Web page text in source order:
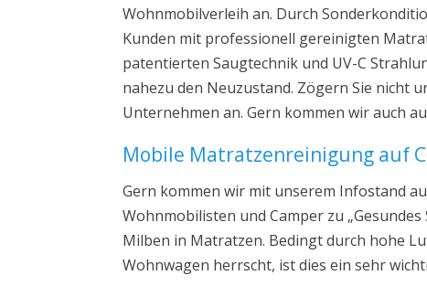
Wohnmobilverleih an. Durch
Kunden mit professionell gereinigten
patentierten Saugtechnik und UV-C
nahezu den Neuzustand. Zögern Sie nicht
Unternehmen an. Gern kommen wir auch
Mobile Matratzenreinigung auf
Gern kommen wir mit unserem Infostand
Wohnmobilisten und Camper zu
Milben in Matratzen. Bedingt durch hohe
Wohnwagen herrscht, ist dies ein sehr